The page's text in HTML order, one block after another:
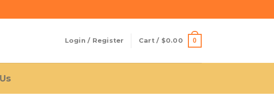
Login / Register Cart / $0.00 0